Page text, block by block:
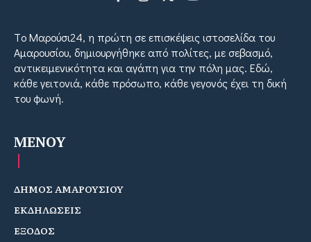
Tο Μαρούσι24, η πρώτη σε επισκέψεις ιστοσελίδα του
Αμαρουσίου, δημιουργήθηκε από πολίτες, με σεβασμό,
αντικειμενικότητα και αγάπη για την πόλη μας. Εδώ,
κάθε γειτονιά, κάθε πρόσωπο, κάθε γεγονός έχει τη δική
του φωνή.
MENOY
ΔΗΜΟΣ ΑΜΑΡΟΥΣΙΟΥ
ΕΚΔΗΛΩΣΕΙΣ
ΕΞΟΔΟΣ